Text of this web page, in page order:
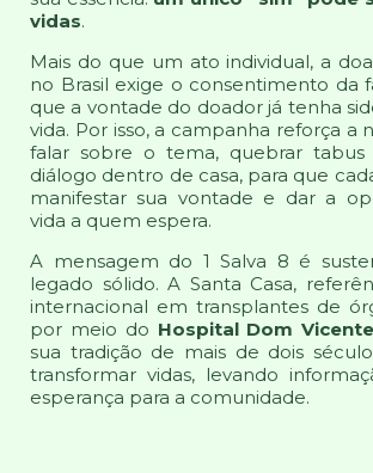
vidas.
Mais do que um ato individual, a
no Brasil exige o consentimento da
que a vontade do doador já tenha
vida. Por isso, a campanha reforça a
falar sobre o tema, quebrar
diálogo dentro de casa, para que
manifestar sua vontade e dar a
vida a quem espera.
A mensagem do 1 Salva 8 é
legado sólido. A Santa Casa,
internacional em transplantes de
por meio do Hospital Dom
sua tradição de mais de dois
transformar vidas, levando
esperança para a comunidade.